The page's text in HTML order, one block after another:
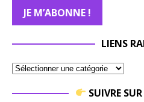
LIENS
SUIVRE